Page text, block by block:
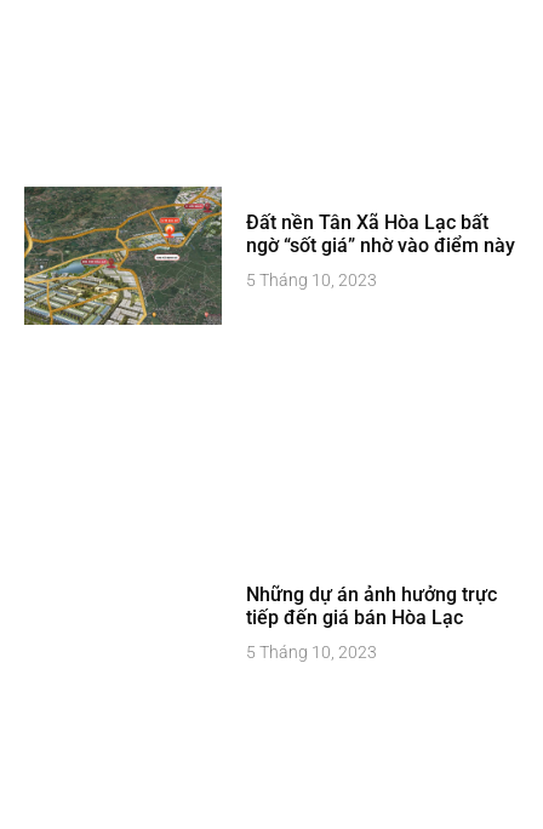
Đất nền Tân Xã Hòa Lạc bất
ngờ “sốt giá” nhờ vào điểm này
5 Tháng 10, 2023
Những dự án ảnh hưởng trực
tiếp đến giá bán Hòa Lạc
5 Tháng 10, 2023